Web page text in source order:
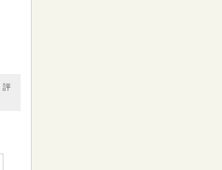
評